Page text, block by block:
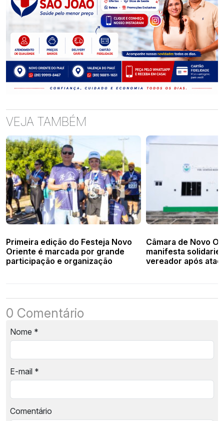
VEJA TAMBÉM
Primeira edição do Festeja Novo
Oriente é marcada por grande
participação e organização
Câmara de Novo
manifesta
vereador após
0 Comentário
Nome *
E-mail *
Comentário